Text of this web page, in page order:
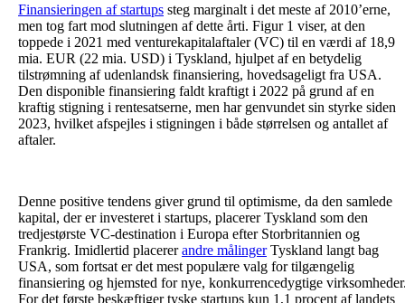
Finansieringen af startups steg marginalt i det meste af 2010’erne,
men tog fart mod slutningen af dette årti. Figur 1 viser, at den
toppede i 2021 med venturekapitalaftaler (VC) til en værdi af 18,9
mia. EUR (22 mia. USD) i Tyskland, hjulpet af en betydelig
tilstrømning af udenlandsk finansiering, hovedsageligt fra USA.
Den disponible finansiering faldt kraftigt i 2022 på grund af en
kraftig stigning i rentesatserne, men har genvundet sin styrke siden
2023, hvilket afspejles i stigningen i både størrelsen og antallet af
aftaler.
Denne positive tendens giver grund til optimisme, da den samlede
kapital, der er investeret i startups, placerer Tyskland som den
tredjestørste VC-destination i Europa efter Storbritannien og
Frankrig. Imidlertid placererandre målingerTyskland langt bag
USA, som fortsat er det mest populære valg for tilgængelig
finansiering og hjemsted for nye, konkurrencedygtige
For det første beskæftiger tyske startups kun 1,1 procent af landets